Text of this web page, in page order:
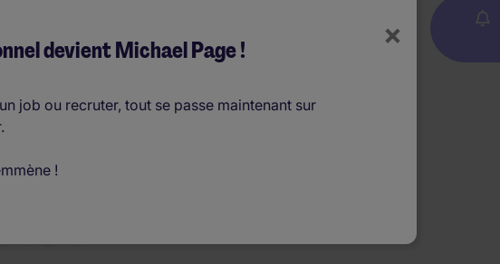
Pays
×
devient Michael Page !
job ou recruter, tout se passe maintenant sur
!